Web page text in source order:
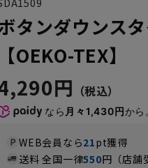
LL43cm/82cm LL43cm/86cm
タンダウンス
【OEKO-TEX】
円
なら 月々1,430円から
WEB会員なら21pt獲得
送料 全国一律550円（店舗